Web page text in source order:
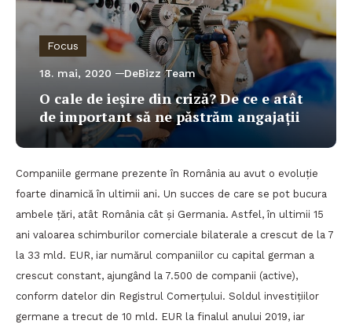
Focus
18. mai, 2020 DeBizz Team
O cale de ieșire din criză? De ce e atât
de important să ne păstrăm angajații
Companiile germane prezente în România au avut o evoluție
foarte dinamică în ultimii ani. Un succes de care se pot bucura
ambele țări, atât România cât și Germania. Astfel, în ultimii 15
ani valoarea schimburilor comerciale bilaterale a crescut de la 7
la 33 mld. EUR, iar numărul companiilor cu capital german a
crescut constant, ajungând la 7.500 de companii (active),
conform datelor din Registrul Comerțului. Soldul investițiilor
germane a trecut de 10 mld. EUR la finalul anului 2019, iar